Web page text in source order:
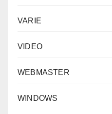
VARIE
VIDEO
WEBMASTER
WINDOWS